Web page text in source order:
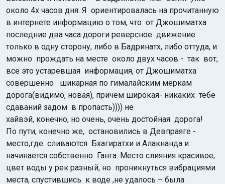
около 4х часов дня. Я ориентировалась на прочитанную
в интернете информацию о том, что от Джошиматха
последние два часа дороги реверсное движение
только в одну сторону, либо в Бадринатх, либо оттуда, и
можно прождать на месте около двух часов - так вот,
все это устаревшая информация, от Джошиматха
совершенно шикарная по гималайским меркам
дорога(видимо, новая), причем широкая- никаких тебе
сдаваний задом в пропасть)))) не
хайвэй, конечно, но очень, очень достойная дорога!
По пути, конечно же, остановились в Девпраяге -
место,где сливаются Бхагиратхи и Алакнанда и
начинается собственно Ганга. Место слияния красивое,
цвет воды у рек разный, но проникнуться вибрациями
места, спустившись к воде ,не удалось – была